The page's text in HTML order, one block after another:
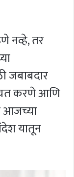
नव्हे, तर
जबाबदार
करणे आणि
आजच्या
यातून